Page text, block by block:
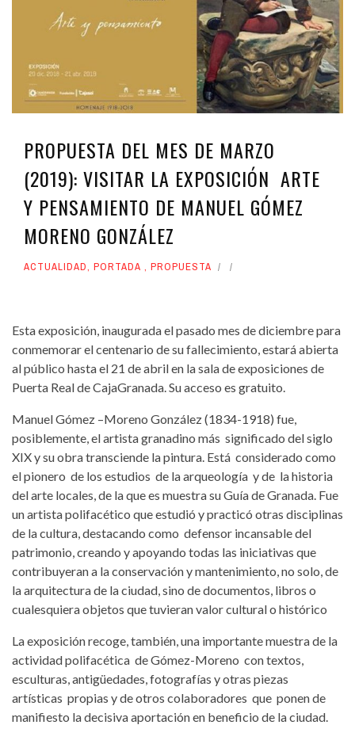
PROPUESTA DEL MES DE MARZO
(2019): VISITAR LA EXPOSICIÓN ARTE
Y PENSAMIENTO DE MANUEL GÓMEZ
MORENO GONZÁLEZ
ACTUALIDAD, PORTADA , PROPUESTA
Esta exposición, inaugurada el pasado mes de diciembre para
conmemorar el centenario de su fallecimiento, estará abierta
al público hasta el 21 de abril en la sala de exposiciones de
Puerta Real de CajaGranada. Su acceso es gratuito.
Manuel Gómez –Moreno González (1834-1918) fue,
posiblemente, el artista granadino más significado del siglo
XIX y su obra transciende la pintura. Está considerado como
el pionero de los estudios de la arqueología y de la historia
del arte locales, de la que es muestra su Guía de Granada. Fue
un artista polifacético que estudió y practicó otras disciplinas
de la cultura, destacando como defensor incansable del
patrimonio, creando y apoyando todas las iniciativas que
contribuyeran a la conservación y mantenimiento, no solo, de
la arquitectura de la ciudad, sino de documentos, libros o
cualesquiera objetos que tuvieran valor cultural o histórico
La exposición recoge, también, una importante muestra de la
actividad polifacética de Gómez-Moreno con textos,
esculturas, antigüedades, fotografías y otras piezas
artísticas propias y de otros colaboradores que ponen de
manifiesto la decisiva aportación en beneficio de la ciudad.